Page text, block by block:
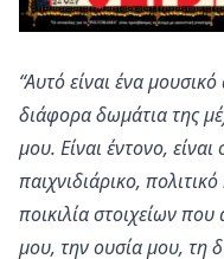
“Αυτό είναι ένα
διάφορα δωμάτια της
μου. Είναι έντονο, είναι
παιχνιδιάρικο,
ποικιλία στοιχείων
μου, την ουσία μου, τη